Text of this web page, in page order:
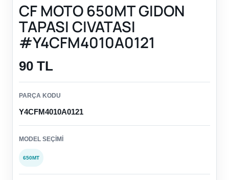
CF MOTO 650MT GIDON
TAPASI CIVATASI
#Y4CFM4010A0121
90 TL
PARÇA KODU
Y4CFM4010A0121
MODEL SEÇIMI
650MT